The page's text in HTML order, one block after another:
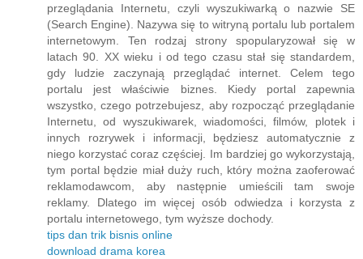
przeglądania Internetu, czyli wyszukiwarką o nazwie SE
(Search Engine). Nazywa się to witryną portalu lub portalem
internetowym. Ten rodzaj strony spopularyzował się w
latach 90. XX wieku i od tego czasu stał się standardem,
gdy ludzie zaczynają przeglądać internet. Celem tego
portalu jest właściwie biznes. Kiedy portal zapewnia
wszystko, czego potrzebujesz, aby rozpocząć przeglądanie
Internetu, od wyszukiwarek, wiadomości, filmów, plotek i
innych rozrywek i informacji, będziesz automatycznie z
niego korzystać coraz częściej. Im bardziej go wykorzystają,
tym portal będzie miał duży ruch, który można zaoferować
reklamodawcom, aby następnie umieścili tam swoje
reklamy. Dlatego im więcej osób odwiedza i korzysta z
portalu internetowego, tym wyższe dochody.
tips dan trik bisnis online
download drama korea